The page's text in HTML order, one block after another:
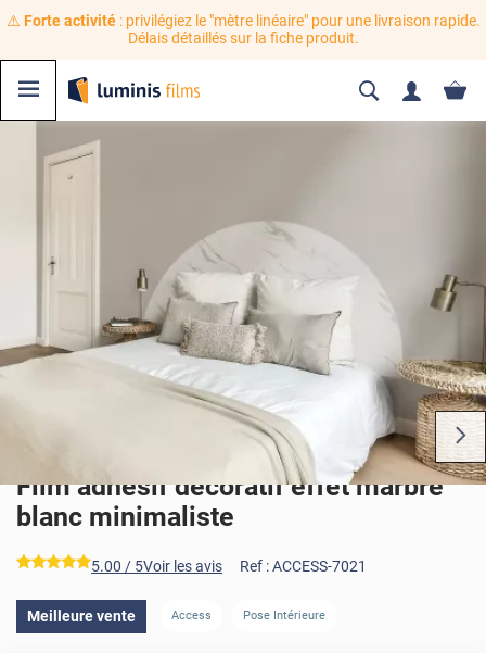
⚠️ Forte activité: privilégiez le "mètre linéaire" pour une livraison rapide.
Délais détaillés sur la fiche produit.
Film adhésif décoratif effet marbre
blanc minimaliste
*****
5.00 / 5Voir les avis Ref :ACCESS-7021
Meilleure vente Access Pose Intérieure